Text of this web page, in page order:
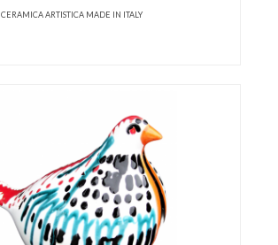
CERAMICA ARTISTICA MADE IN ITALY